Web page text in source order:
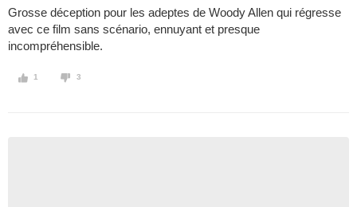
Grosse déception pour les adeptes de Woody Allen qui régresse
avec ce film sans scénario, ennuyant et presque
incompréhensible.
1 3